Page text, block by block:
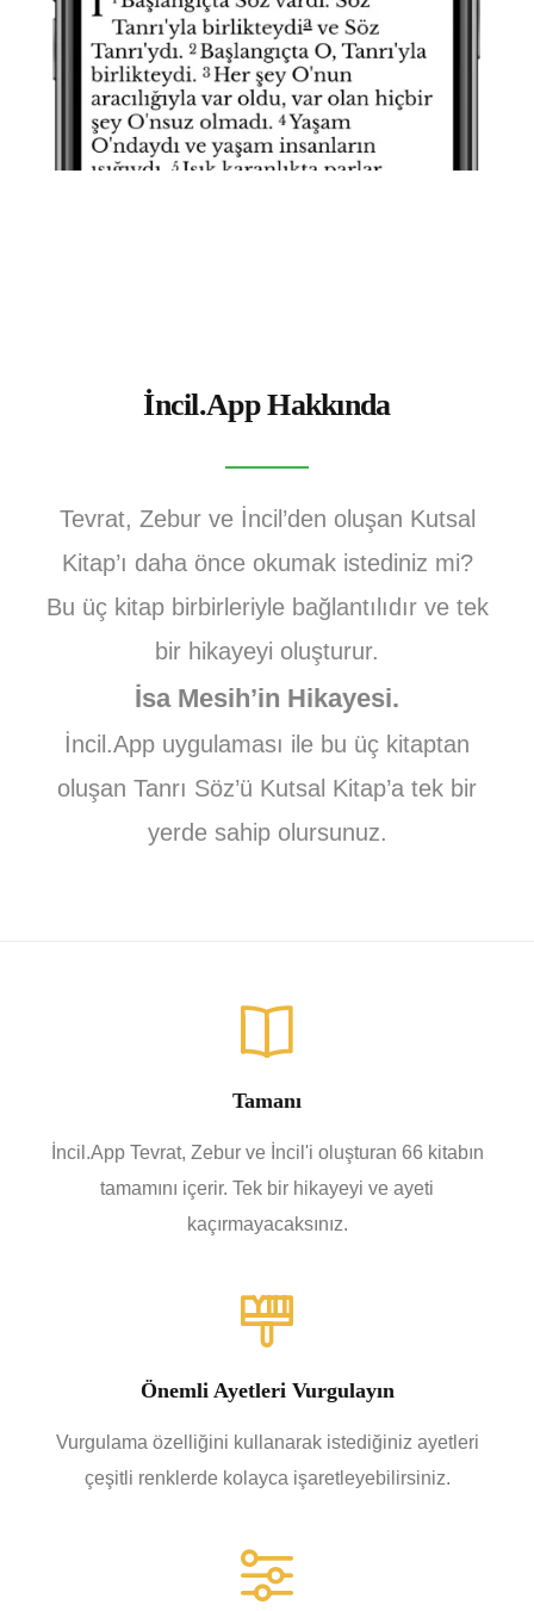
İncil.App Hakkında
Tevrat, Zebur ve İncil’den oluşan Kutsal
Kitap’ı daha önce okumak istediniz mi?
Bu üç kitap birbirleriyle bağlantılıdır ve tek
bir hikayeyi oluşturur.
İsa Mesih’in Hikayesi.
İncil.App uygulaması ile bu üç kitaptan
oluşan Tanrı Söz’ü Kutsal Kitap’a tek bir
yerde sahip olursunuz.
Tamanı
İncil.App Tevrat, Zebur ve İncil'i oluşturan 66 kitabın
tamamını içerir. Tek bir hikayeyi ve ayeti
kaçırmayacaksınız.
Önemli Ayetleri Vurgulayın
Vurgulama özelliğini kullanarak istediğiniz ayetleri
çeşitli renklerde kolayca işaretleyebilirsiniz.